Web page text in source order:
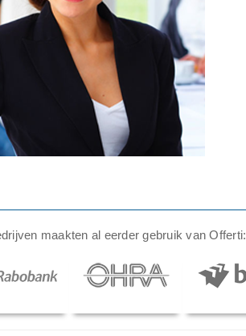
maakten al eerder gebruik van Offerti: